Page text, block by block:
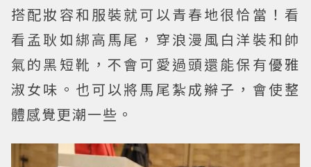
搭配妝容和服裝就可以青春地很恰當！看
看孟耿如綁高馬尾，穿浪漫風白洋裝和帥
氣的黑短靴，不會可愛過頭還能保有優雅
淑女味。也可以將馬尾紮成辮子，會使整
體感覺更潮一些。